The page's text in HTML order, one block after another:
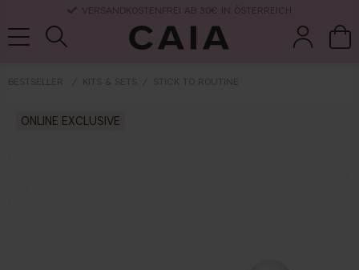
LIEFERUNG NACH HAUSE, LIEFERZEIT 2-4 WERKTAGE
BESTSELLER KITS & SETS STICK TO ROUTINE
ONLINE EXCLUSIVE
parfüm